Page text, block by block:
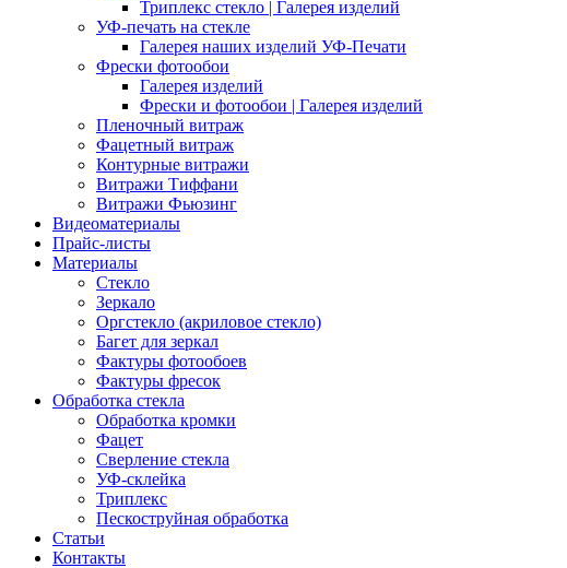
Триплекс стекло | Галерея изделий
УФ-печать на стекле
Галерея наших изделий УФ-Печати
Фрески фотообои
Галерея изделий
Фрески и фотообои | Галерея изделий
Пленочный витраж
Фацетный витраж
Контурные витражи
Витражи Тиффани
Витражи Фьюзинг
Видеоматериалы
Прайс-листы
Материалы
Стекло
Зеркало
Оргстекло (акриловое стекло)
Багет для зеркал
Фактуры фотообоев
Фактуры фресок
Обработка стекла
Обработка кромки
Фацет
Сверление стекла
УФ-склейка
Триплекс
Пескоструйная обработка
Статьи
Контакты